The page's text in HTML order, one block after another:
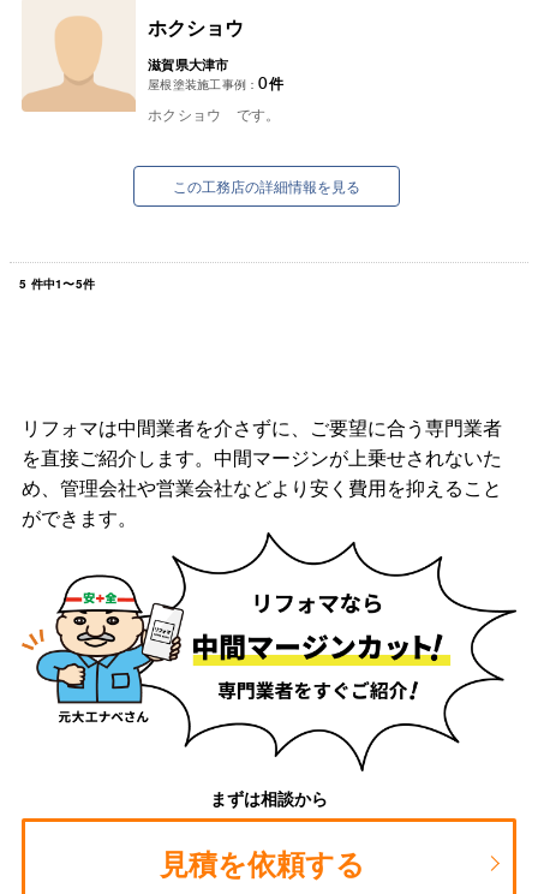
ホクショウ
滋賀県大津市
屋根塗装施工事例：0件
ホクショウ です。
この工務店の詳細情報を見る
5 件中1〜5件
リフォマは中間業者を介さずに、ご要望に合う専門業者
を直接ご紹介します。中間マージンが上乗せされないた
め、管理会社や営業会社などより安く費用を抑えること
ができます。
まずは相談から
見積を依頼する